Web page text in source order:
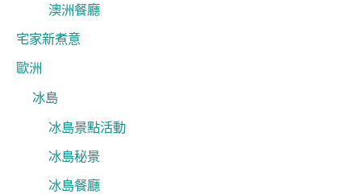
澳洲餐廳
宅家新煮意
歐洲
冰島
冰島景點活動
冰島秘景
冰島餐廳